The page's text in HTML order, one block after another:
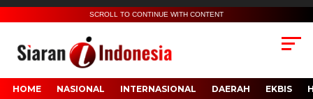
SCROLL TO CONTINUE WITH CONTENT
HOME NASIONAL INTERNASIONAL DAERAH EKBIS